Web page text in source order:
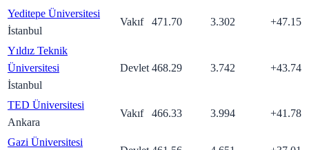
Yeditepe Üniversitesi
İstanbul
Vakıf 471.70 3.302 +47.15
Yıldız Teknik
Üniversitesi
İstanbul
Devlet 468.29 3.742 +43.74
TED Üniversitesi
Ankara
Vakıf 466.33 3.994 +41.78
Gazi Üniversitesi